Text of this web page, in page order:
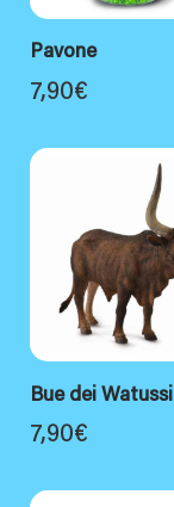
Pavone
7,90€
Bue dei Watussi
7,90€